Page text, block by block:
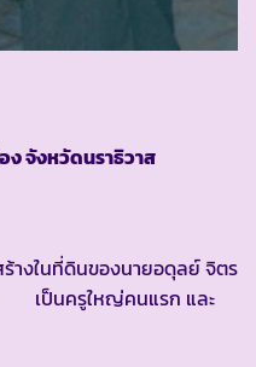
ง จังหวัดนราธิวาส
งในที่ดินของนายอดุลย์ จิตร
เป็นครูใหญ่คนแรก และ